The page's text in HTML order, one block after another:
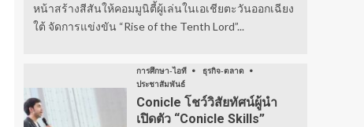
หน้าสร้างสีสันให้คอมมูนิตี้ผู้เล่นในเอเชียตะวันออกเฉียง
ใต้ จัดการแข่งขัน “Rise of the Tenth Lord”...
การศึกษา-ไอที
ธุรกิจ-ตลาด
ประชาสัมพันธ์
Conicle โชว์วิสัยทัศน์ผู้นำ
เปิดตัว “Conicle Skills”